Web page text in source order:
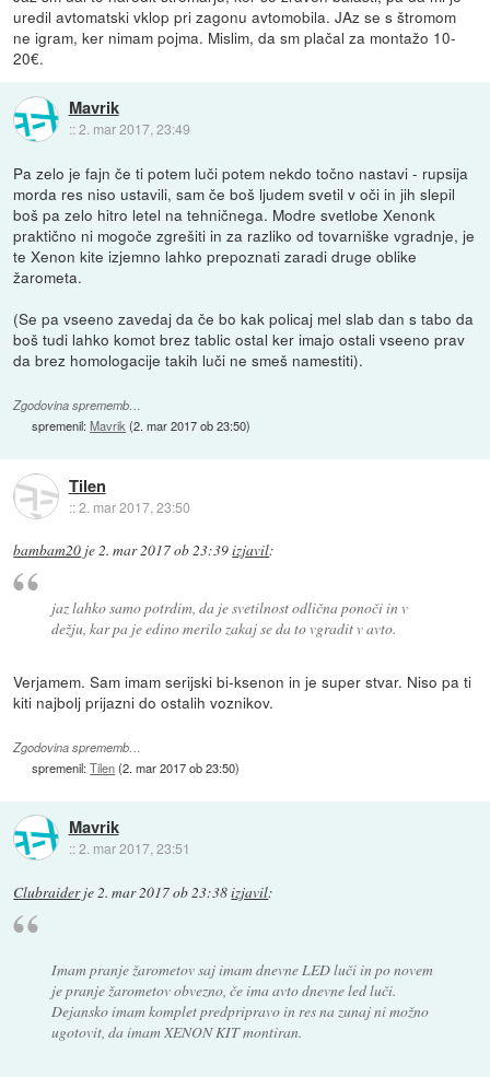
uredil avtomatski vklop pri zagonu avtomobila. JAz se s štromom
ne igram, ker nimam pojma. Mislim, da sm plačal za montažo 10-
20€.
Mavrik
::2. mar 2017, 23:49
Pa zelo je fajn če ti potem luči potem nekdo točno nastavi - rupsija
morda res niso ustavili, sam če boš ljudem svetil v oči in jih slepil
boš pa zelo hitro letel na tehničnega. Modre svetlobe Xenonk
praktično ni mogoče zgrešiti in za razliko od tovarniške vgradnje, je
te Xenon kite izjemno lahko prepoznati zaradi druge oblike
žarometa.
(Se pa vseeno zavedaj da če bo kak policaj mel slab dan s tabo da
boš tudi lahko komot brez tablic ostal ker imajo ostali vseeno prav
da brez homologacije takih luči ne smeš namestiti).
Zgodovina sprememb…
spremenil:Mavrik(2. mar 2017 ob 23:50)
Tilen
::2. mar 2017, 23:50
bambam20 je2. mar 2017 ob 23:39izjavil:
jaz lahko samo potrdim, da je svetilnost odlična ponoči in v
dežju, kar pa je edino merilo zakaj se da to vgradit v avto.
Verjamem. Sam imam serijski bi-ksenon in je super stvar. Niso pa ti
kiti najbolj prijazni do ostalih voznikov.
Zgodovina sprememb…
spremenil:Tilen(2. mar 2017 ob 23:50)
Mavrik
::2. mar 2017, 23:51
Clubraiderje2. mar 2017 ob 23:38izjavil:
Imam pranje žarometov saj imam dnevne LED luči in po novem
je pranje žarometov obvezno, če ima avto dnevne led luči.
Dejansko imam komplet predpripravo in res na zunaj ni možno
ugotovit, da imam XENON KIT montiran.